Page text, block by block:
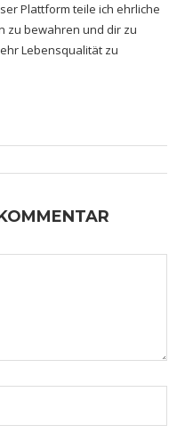
Plattform teile ich ehrliche
zu bewahren und dir zu
Lebensqualität zu